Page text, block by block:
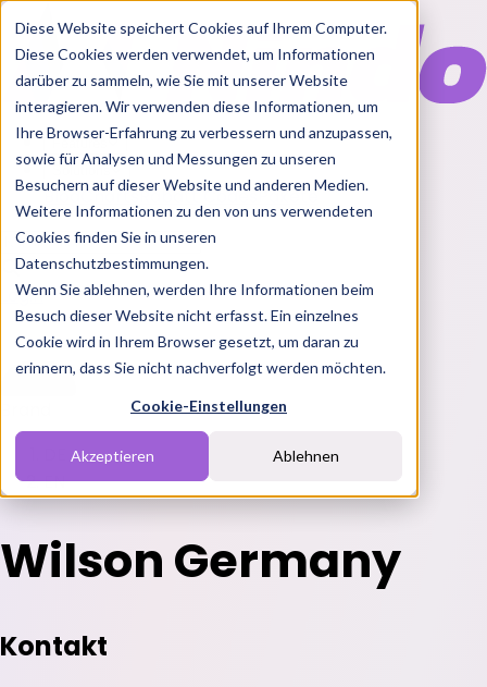
Diese Website speichert Cookies auf Ihrem Computer.
Diese Cookies werden verwendet, um Informationen
darüber zu sammeln, wie Sie mit unserer Website
interagieren. Wir verwenden diese Informationen, um
Ihre Browser-Erfahrung zu verbessern und anzupassen,
sowie für Analysen und Messungen zu unseren
Besuchern auf dieser Website und anderen Medien.
Weitere Informationen zu den von uns verwendeten
Cookies finden Sie in unseren
Datenschutzbestimmungen.
Wenn Sie ablehnen, werden Ihre Informationen beim
Besuch dieser Website nicht erfasst. Ein einzelnes
Cookie wird in Ihrem Browser gesetzt, um daran zu
erinnern, dass Sie nicht nachverfolgt werden möchten.
Cookie-Einstellungen
Akzeptieren Ablehnen
Features
Solutions
BlogChartsRabatt CodesPakete
Login
EN
Wilson Germany
Kontakt